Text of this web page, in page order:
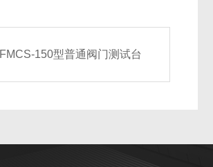
FMCS-150型普通阀门测试台